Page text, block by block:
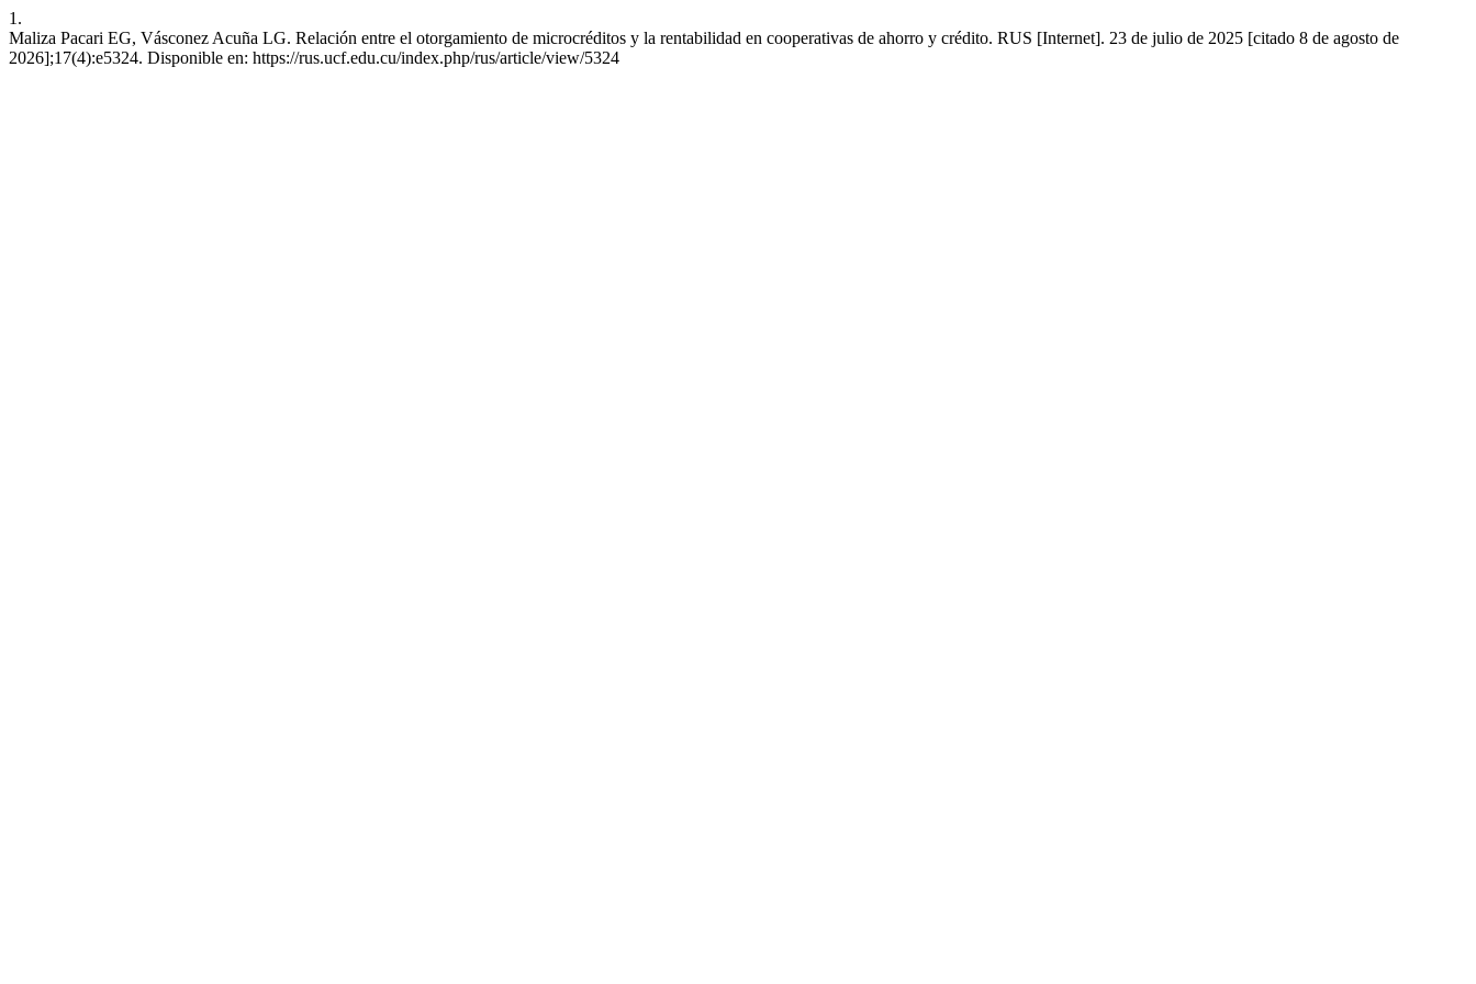
1.
Maliza Pacari EG, Vásconez Acuña LG. Relación entre el otorgamiento de microcréditos y la rentabilidad en cooperativas de ahorro y crédito. RUS [Internet]. 23 de julio de 2025 [citado 8 de agosto de
2026];17(4):e5324. Disponible en: https://rus.ucf.edu.cu/index.php/rus/article/view/5324